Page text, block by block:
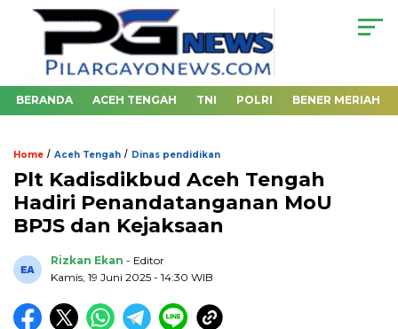
BERANDA ACEH TENGAH TNI POLRI BENER MERIAH
Home / Aceh Tengah / Dinas pendidikan
Plt Kadisdikbud Aceh Tengah
Hadiri Penandatanganan MoU
BPJS dan Kejaksaan
Rizkan Ekan - Editor
Kamis, 19 Juni 2025 - 14:30 WIB